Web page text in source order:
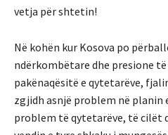
vetja për shtetin!
Në kohën kur Kosova po
ndërkombëtare dhe presione
pakënaqësitë e qytetarëve,
zgjidh asnjë problem në planin
problem të qytetarëve, të cilët